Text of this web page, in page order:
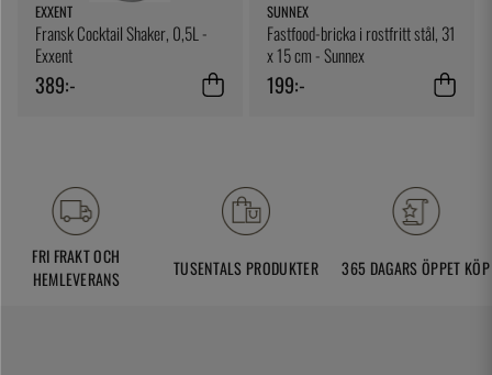
EXXENT
Fransk Cocktail Shaker, 0,5L -
Exxent
389:-
SUNNEX
Fastfood-bricka i rostfritt stål, 31
x 15 cm - Sunnex
199:-
FRI FRAKT OCH
HEMLEVERANS
TUSENTALS PRODUKTER 365 DAGARS ÖPPET KÖP